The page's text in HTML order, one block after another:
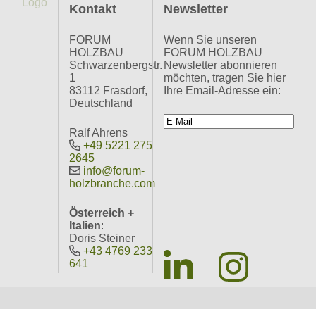
Kontakt
FORUM
HOLZBAU
Schwarzenbergstr.
1
83112 Frasdorf,
Deutschland
Ralf Ahrens
+49 5221 275
2645
info@forum-
holzbranche.com
Österreich +
Italien:
Doris Steiner
+43 4769 233
641
Newsletter
Wenn Sie unseren
FORUM HOLZBAU
Newsletter abonnieren
möchten, tragen Sie hier
Ihre Email-Adresse ein: